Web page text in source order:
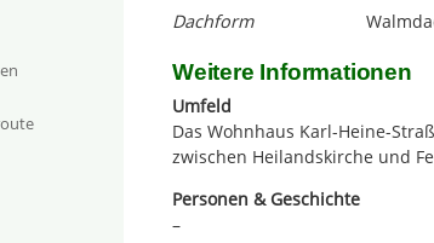
Dachform
Weitere Informationen
Umfeld
Das Wohnhaus Karl-Heine-
zwischen Heilandskirche und
Personen & Geschichte
–